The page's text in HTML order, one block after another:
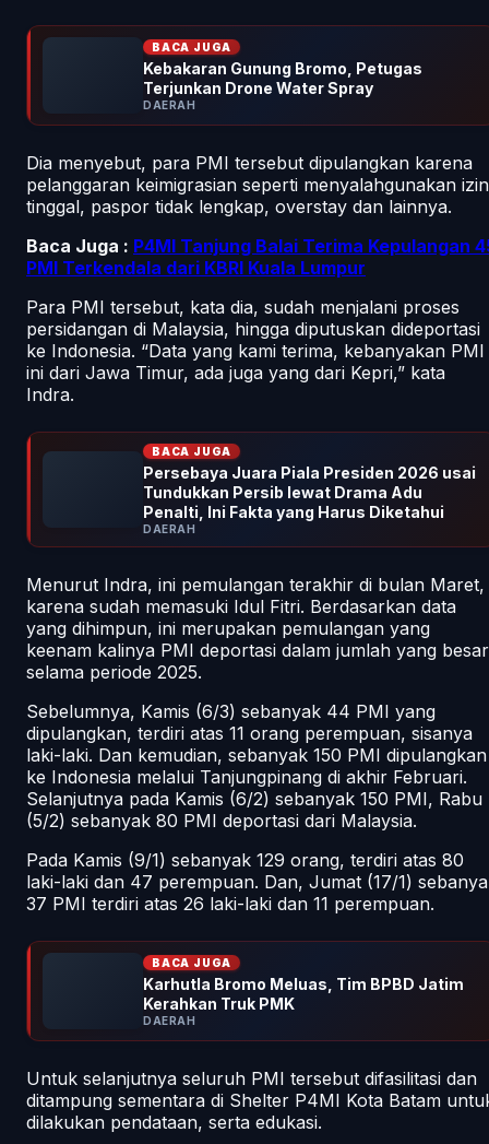
BACA JUGA
Kebakaran Gunung Bromo, Petugas
Terjunkan Drone Water Spray
DAERAH
Dia menyebut, para PMI tersebut dipulangkan karena
pelanggaran keimigrasian seperti menyalahgunakan izin
tinggal, paspor tidak lengkap, overstay dan lainnya.
Baca Juga : P4MI Tanjung Balai Terima Kepulangan
PMI Terkendala dari KBRI Kuala Lumpur
Para PMI tersebut, kata dia, sudah menjalani proses
persidangan di Malaysia, hingga diputuskan dideportasi
ke Indonesia. “Data yang kami terima, kebanyakan PMI
ini dari Jawa Timur, ada juga yang dari Kepri,” kata
Indra.
BACA JUGA
Persebaya Juara Piala Presiden 2026 usai
Tundukkan Persib lewat Drama Adu
Penalti, Ini Fakta yang Harus Diketahui
DAERAH
Menurut Indra, ini pemulangan terakhir di bulan Maret,
karena sudah memasuki Idul Fitri. Berdasarkan data
yang dihimpun, ini merupakan pemulangan yang
keenam kalinya PMI deportasi dalam jumlah yang besar
selama periode 2025.
Sebelumnya, Kamis (6/3) sebanyak 44 PMI yang
dipulangkan, terdiri atas 11 orang perempuan, sisanya
laki-laki. Dan kemudian, sebanyak 150 PMI dipulangkan
ke Indonesia melalui Tanjungpinang di akhir Februari.
Selanjutnya pada Kamis (6/2) sebanyak 150 PMI, Rabu
(5/2) sebanyak 80 PMI deportasi dari Malaysia.
Pada Kamis (9/1) sebanyak 129 orang, terdiri atas 80
laki-laki dan 47 perempuan. Dan, Jumat (17/1)
37 PMI terdiri atas 26 laki-laki dan 11 perempuan.
BACA JUGA
Karhutla Bromo Meluas, Tim BPBD Jatim
Kerahkan Truk PMK
DAERAH
Untuk selanjutnya seluruh PMI tersebut difasilitasi dan
ditampung sementara di Shelter P4MI Kota Batam
dilakukan pendataan, serta edukasi.